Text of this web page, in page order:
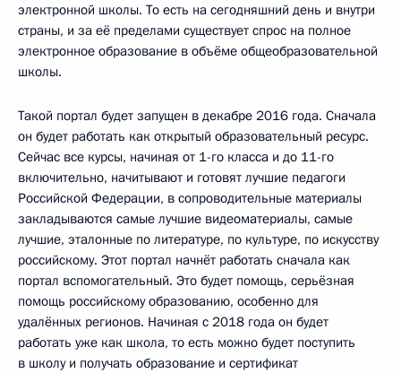
электронной школы. То есть на сегодняшний день и внутри
страны, и за её пределами существует спрос на полное
электронное образование в объёме общеобразовательной
школы.
Такой портал будет запущен в декабре 2016 года. Сначала
он будет работать как открытый образовательный ресурс.
Сейчас все курсы, начиная от 1-го класса и до 11-го
включительно, начитывают и готовят лучшие педагоги
Российской Федерации, в сопроводительные материалы
закладываются самые лучшие видеоматериалы, самые
лучшие, эталонные по литературе, по культуре, по искусству
российскому. Этот портал начнёт работать сначала как
портал вспомогательный. Это будет помощь, серьёзная
помощь российскому образованию, особенно для
удалённых регионов. Начиная с 2018 года он будет
работать уже как школа, то есть можно будет поступить
в школу и получать образование и сертификат